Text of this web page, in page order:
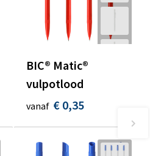
BIC® Matic®
vulpotlood
vanaf € 0,35